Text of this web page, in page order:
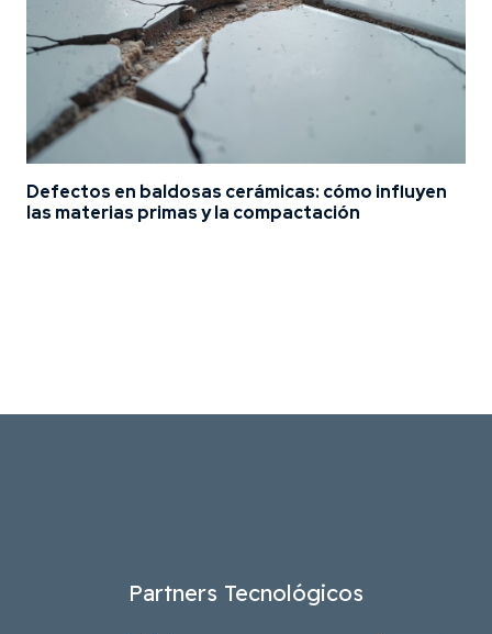
Defectos en baldosas cerámicas: cómo influyen
las materias primas y la compactación
Partners Tecnológicos